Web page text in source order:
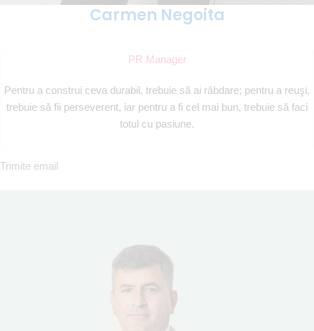
Carmen Negoita
PR Manager
Pentru a construi ceva durabil, trebuie să ai răbdare; pentru a reuşi,
trebuie să fii perseverent, iar pentru a fi cel mai bun, trebuie să faci
totul cu pasiune.
Trimite email